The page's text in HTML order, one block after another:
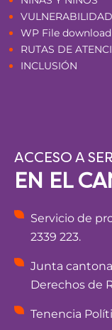
VULNERABILIDAD
WP File
RUTAS DE
INCLUSIÓN
ACCESO A
EN EL
Servicio de
2339 223.
Junta
Derechos de
Tenencia